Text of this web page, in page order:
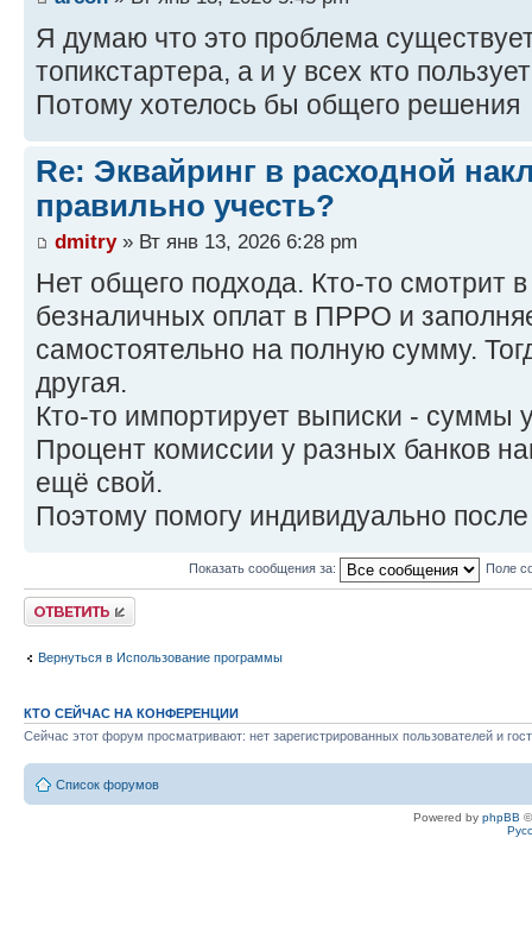
Я думаю что это проблема
топикстартера, а и у всех кто
Потому хотелось бы общего решения
Re: Эквайринг в расходной
правильно учесть?
dmitry» Вт янв 13, 2026 6:28 pm
Нет общего подхода. Кто-то смотрит
безналичных оплат в ПРРО и
самостоятельно на полную сумму.
другая.
Кто-то импортирует выписки - суммы
Процент комиссии у разных банков
ещё свой.
Поэтому помогу индивидуально
Показать сообщения за: Поле
Ответить
Вернуться в Использование программы
КТО СЕЙЧАС НА КОНФЕРЕНЦИИ
Сейчас этот форум просматривают: нет зарегистрированных пользователей и
Список форумов
Powered by phpBB